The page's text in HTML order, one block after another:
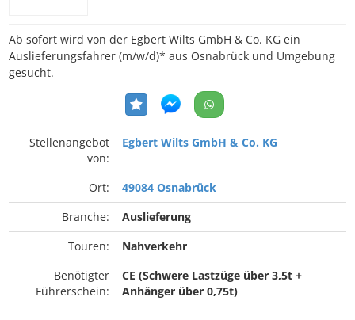
Ab sofort wird von der Egbert Wilts GmbH & Co. KG ein
Auslieferungsfahrer (m/w/d)* aus Osnabrück und Umgebung
gesucht.
Stellenangebot
von:
Egbert Wilts GmbH & Co. KG
Ort:
49084 Osnabrück
Branche:
Auslieferung
Touren:
Nahverkehr
Benötigter
Führerschein:
CE (Schwere Lastzüge über 3,5t +
Anhänger über 0,75t)